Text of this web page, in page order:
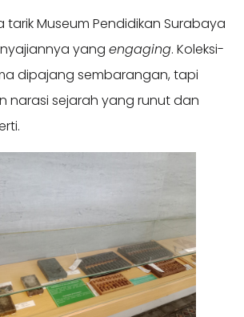
Museum Pendidikan Surabaya
yang engaging. Koleksi-
dipajang sembarangan, tapi
narasi sejarah yang runut dan